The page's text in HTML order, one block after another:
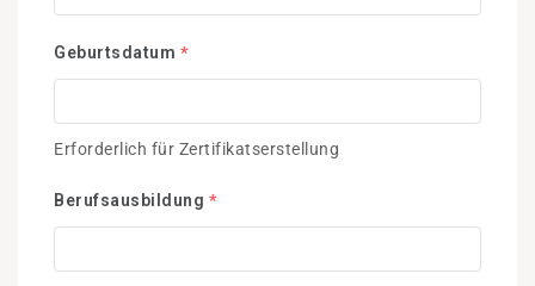
Geburtsdatum *
Erforderlich für Zertifikatserstellung
Berufsausbildung *